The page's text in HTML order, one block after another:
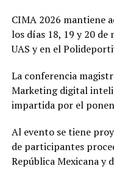
CIMA 2026 mantiene
los días 18, 19 y 20 de
UAS y en el
La conferencia
Marketing digital
impartida por el
Al evento se tiene
de participantes
República Mexicana y